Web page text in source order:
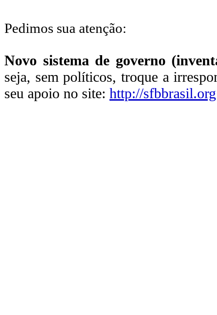
Pedimos sua atenção:
Novo sistema de governo
seja, sem políticos, troque a
seu apoio no site: http://sfbbrasil.org